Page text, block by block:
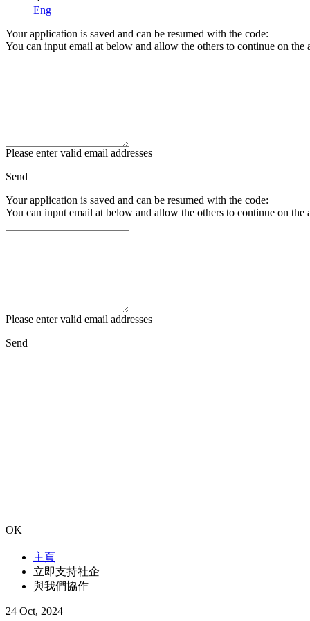
Eng
Your application is saved and can be resumed with the code:
You can input email at below and allow the others to continue on the
Please enter valid email addresses
Send
Your application is saved and can be resumed with the code:
You can input email at below and allow the others to continue on the
Please enter valid email addresses
Send
OK
主頁
立即支持社企
與我們協作
24 Oct, 2024